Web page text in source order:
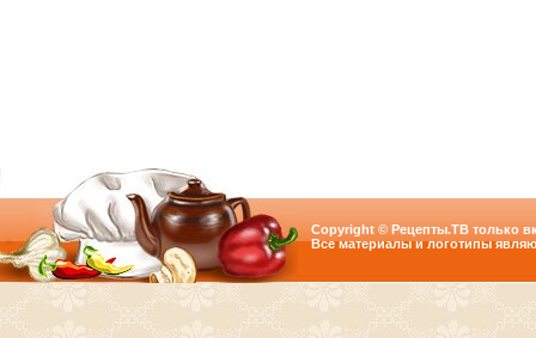
Copyright © Рецепты.ТВ только
Все материалы и логотипы